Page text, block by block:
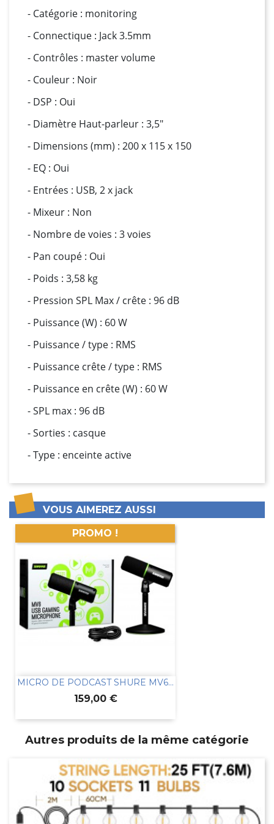
- Catégorie : monitoring
- Connectique : Jack 3.5mm
- Contrôles : master volume
- Couleur : Noir
- DSP : Oui
- Diamètre Haut-parleur : 3,5"
- Dimensions (mm) : 200 x 115 x 150
- EQ : Oui
- Entrées : USB, 2 x jack
- Mixeur : Non
- Nombre de voies : 3 voies
- Pan coupé : Oui
- Poids : 3,58 kg
- Pression SPL Max / crête : 96 dB
- Puissance (W) : 60 W
- Puissance / type : RMS
- Puissance crête / type : RMS
- Puissance en crête (W) : 60 W
- SPL max : 96 dB
- Sorties : casque
- Type : enceinte active
VOUS AIMEREZ AUSSI
MICRO DE PODCAST SHURE MV6...
Prix
159,00 €
PROMO !
Autres produits de la même catégorie